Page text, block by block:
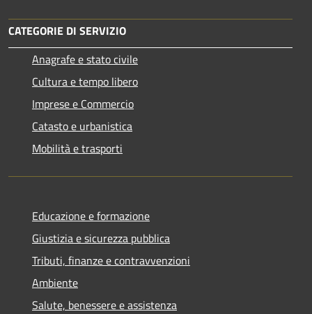
CATEGORIE DI SERVIZIO
Anagrafe e stato civile
Cultura e tempo libero
Imprese e Commercio
Catasto e urbanistica
Mobilità e trasporti
Educazione e formazione
Giustizia e sicurezza pubblica
Tributi, finanze e contravvenzioni
Ambiente
Salute, benessere e assistenza